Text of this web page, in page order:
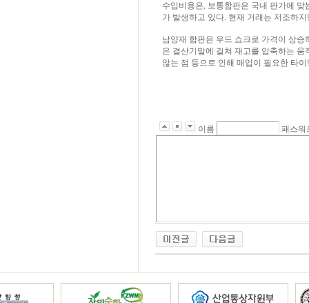
수입비용은, 보통합판은 국내 판가에
가 발생하고 있다. 현재 거래는 저조하
남양재 합판은 우드 쇼크로 가격이 상
은 결산기말에 걸쳐 재고를 압축하는
않는 점 등으로 인해 매입이 필요한 타
이름 패스